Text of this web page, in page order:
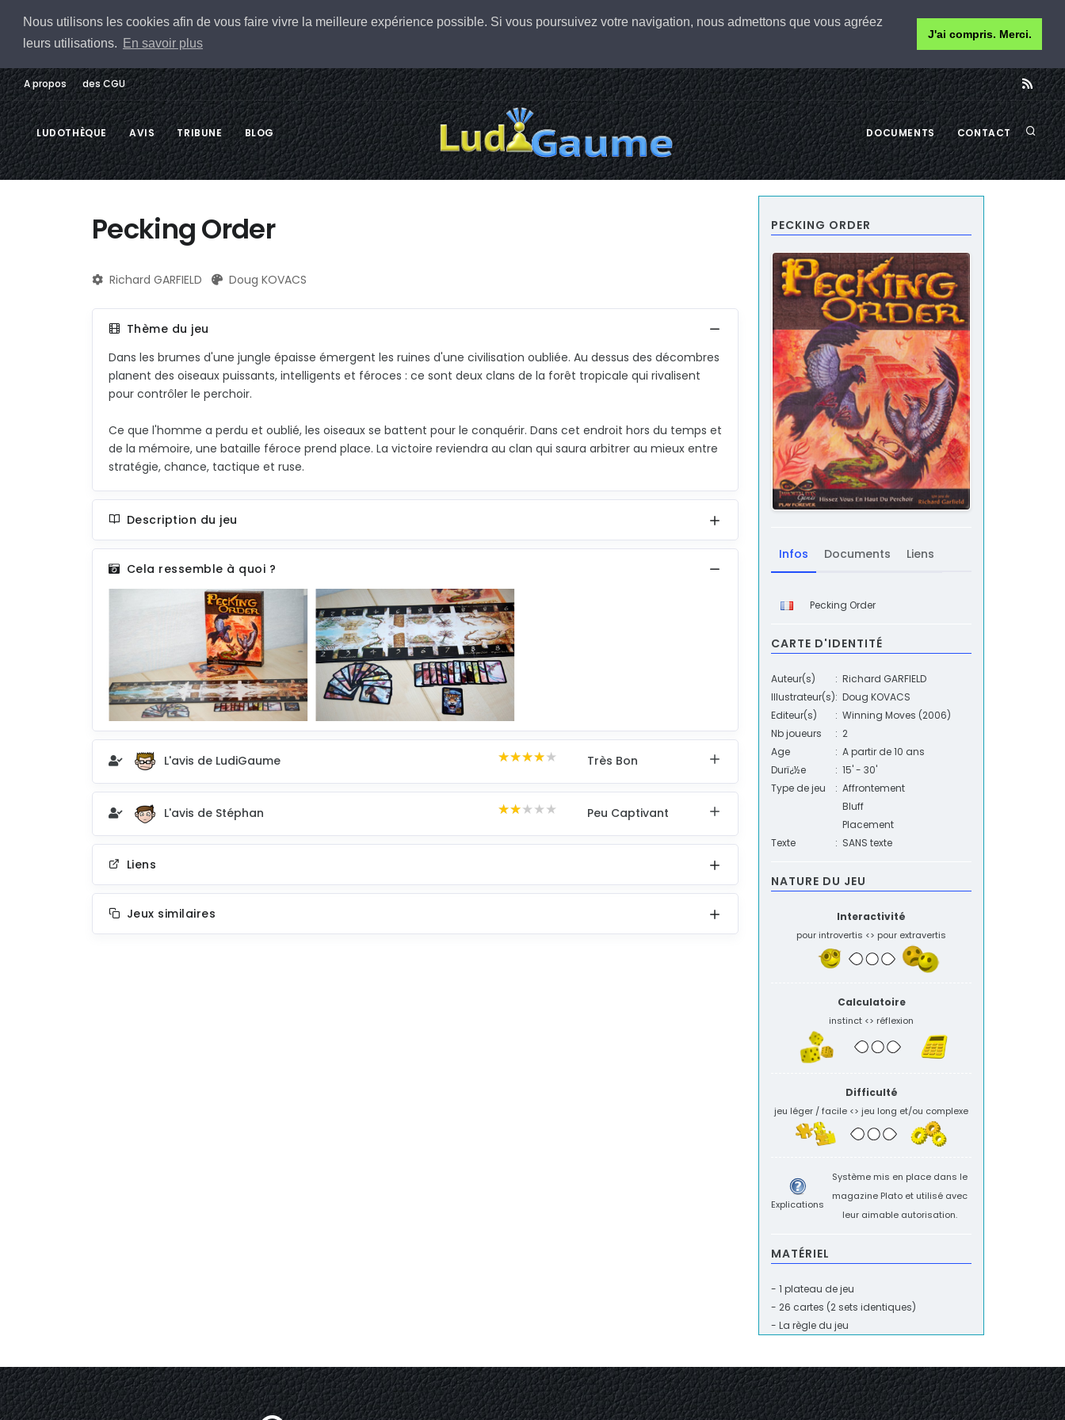
Nous utilisons les cookies afin de vous faire vivre la meilleure expérience possible. Si vous poursuivez votre navigation, nous admettons que vous agréez
leurs utilisations.
En savoir plus
J'ai compris. Merci.
A propos des CGU
LUDOTHÈQUE AVIS TRIBUNE BLOG DOCUMENTS CONTACT
Pecking Order
Richard GARFIELD Doug KOVACS
Thème du jeu
Dans les brumes d'une jungle épaisse émergent les ruines d'une civilisation oubliée. Au dessus des décombres
planent des oiseaux puissants, intelligents et féroces : ce sont deux clans de la forêt tropicale qui rivalisent
pour contrôler le perchoir.
Ce que l'homme a perdu et oublié, les oiseaux se battent pour le conquérir. Dans cet endroit hors du temps et
de la mémoire, une bataille féroce prend place. La victoire reviendra au clan qui saura arbitrer au mieux entre
stratégie, chance, tactique et ruse.
Description du jeu
Cela ressemble à quoi ?
L'avis de LudiGaume ★★★★★
★★★★★
★★★★★ Très Bon
L'avis de Stéphan ★★★★★
★★★★★
★★★★★ Peu Captivant
Liens
Jeux similaires
PECKING ORDER
Infos Documents Liens
Pecking Order
CARTE D'IDENTITÉ
Auteur(s) : Richard GARFIELD
Illustrateur(s): Doug KOVACS
Editeur(s)
: Winning Moves (2006)
Nb joueurs
: 2
Age
: A partir de 10 ans
Durï¿½e
: 15' - 30'
Type de jeu
: Affrontement
Bluff
Placement
Texte
: SANS texte
NATURE DU JEU
Interactivité
pour introvertis <> pour extravertis
Calculatoire
instinct <> réflexion
Difficulté
jeu léger / facile <> jeu long et/ou complexe
Explications
Système mis en place dans le
magazine Platoet utilisé avec
leur aimable autorisation.
MATÉRIEL
- 1 plateau de jeu
- 26 cartes (2 sets identiques)
- La règle du jeu